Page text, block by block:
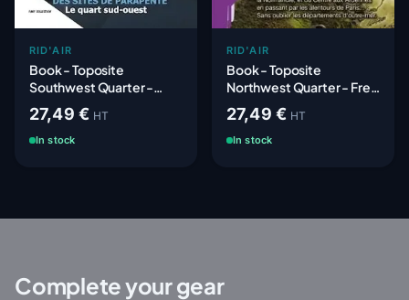
RID'AIR
Book - Toposite
Southwest Quarter -
Free Flight Sites
27,49 € HT
In stock
RID'AIR
Book - Toposite
Northwest Quarter - Free
Flight Sites
27,49 € HT
In stock
Complete your gear